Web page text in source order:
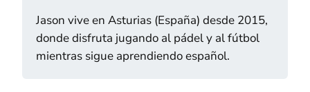
Jason vive en Asturias (España) desde 2015,
donde disfruta jugando al pádel y al fútbol
mientras sigue aprendiendo español.